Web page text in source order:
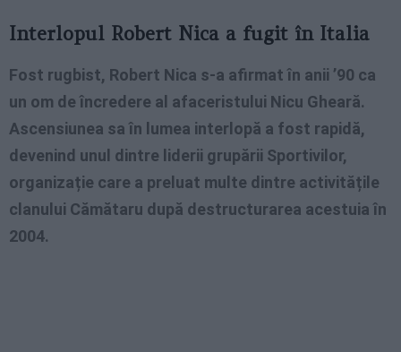
Interlopul Robert Nica a fugit în Italia
Fost rugbist, Robert Nica s-a afirmat în anii ’90 ca
un om de încredere al afaceristului Nicu Gheară.
Ascensiunea sa în lumea interlopă a fost rapidă,
devenind unul dintre liderii grupării Sportivilor,
organizație care a preluat multe dintre activitățile
clanului Cămătaru după destructurarea acestuia în
2004.